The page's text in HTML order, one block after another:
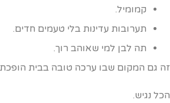
קמומיל.
תערובות עדינות בלי טעמים חדים.
תה לבן למי שאוהב רוך.
גם המקום שבו ערכה טובה בבית הופכת
נגיש.